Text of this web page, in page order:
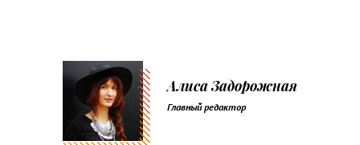
Алиса Задорожная
Главный редактор